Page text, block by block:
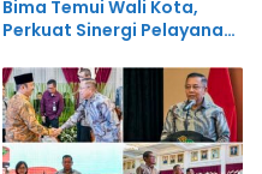
Bima Temui Wali Kota,
Perkuat Sinergi Pelayanan